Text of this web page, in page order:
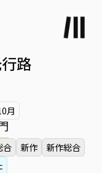
路
月
合 新作
新作総合